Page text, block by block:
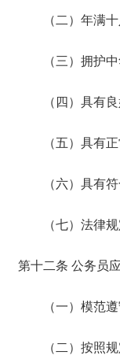
（二）年满十
（三）拥护中
（四）具有良
（五）具有正
（六）具有符
（七）法律规
第十二条 公务员
（一）模范遵
（二）按照规